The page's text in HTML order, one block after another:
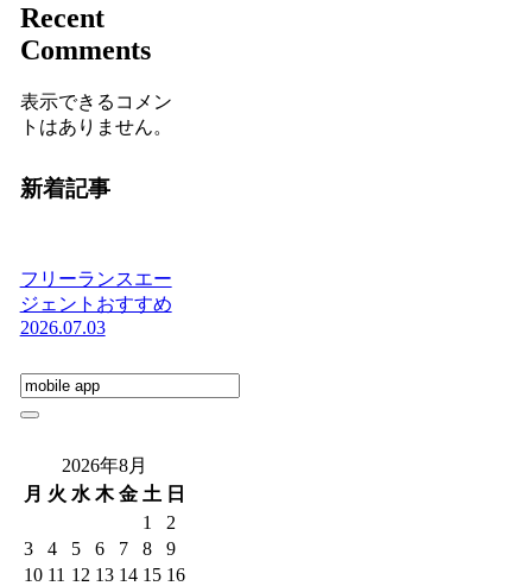
Recent
Comments
表示できるコメン
トはありません。
新着記事
フリーランスエー
ジェントおすすめ
2026.07.03
2026年8月
月 火 水 木 金 土 日
1
2
3
4 5 6 7 8
9
10 11 12 13 14 15 16